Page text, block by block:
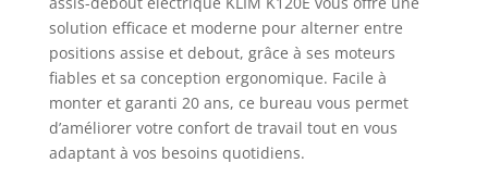
solution efficace et moderne pour alterner entre
positions assise et debout, grâce à ses moteurs
fiables et sa conception ergonomique. Facile à
monter et garanti 20 ans, ce bureau vous permet
d’améliorer votre confort de travail tout en vous
adaptant à vos besoins quotidiens.